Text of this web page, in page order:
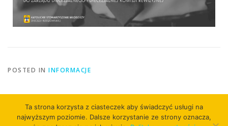
POSTED IN INFORMACJE
Ta strona korzysta z ciasteczek aby świadczyć usługi na
najwyższym poziomie. Dalsze korzystanie ze strony oznacza,